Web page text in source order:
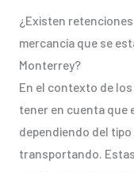
¿Existen
mercancía que se
Monterrey?
En el contexto de
tener en cuenta que
dependiendo del
transportando.